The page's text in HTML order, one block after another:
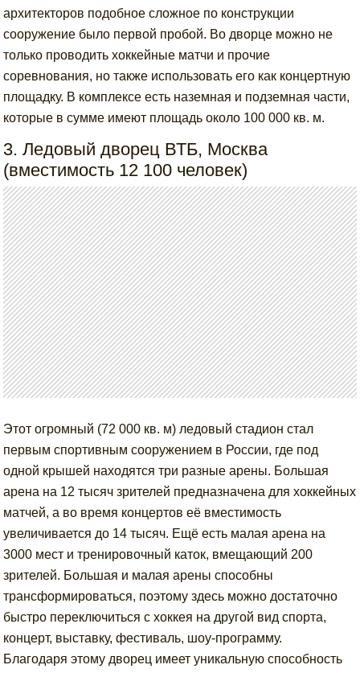
архитекторов подобное сложное по конструкции
сооружение было первой пробой. Во дворце можно не
только проводить хоккейные матчи и прочие
соревнования, но также использовать его как концертную
площадку. В комплексе есть наземная и подземная части,
которые в сумме имеют площадь около 100 000 кв. м.
3. Ледовый дворец ВТБ, Москва
(вместимость 12 100 человек)
Этот огромный (72 000 кв. м) ледовый стадион стал
первым спортивным сооружением в России, где под
одной крышей находятся три разные арены. Большая
арена на 12 тысяч зрителей предназначена для хоккейных
матчей, а во время концертов её вместимость
увеличивается до 14 тысяч. Ещё есть малая арена на
3000 мест и тренировочный каток, вмещающий 200
зрителей. Большая и малая арены способны
трансформироваться, поэтому здесь можно достаточно
быстро переключиться с хоккея на другой вид спорта,
концерт, выставку, фестиваль, шоу-программу.
Благодаря этому дворец имеет уникальную способность